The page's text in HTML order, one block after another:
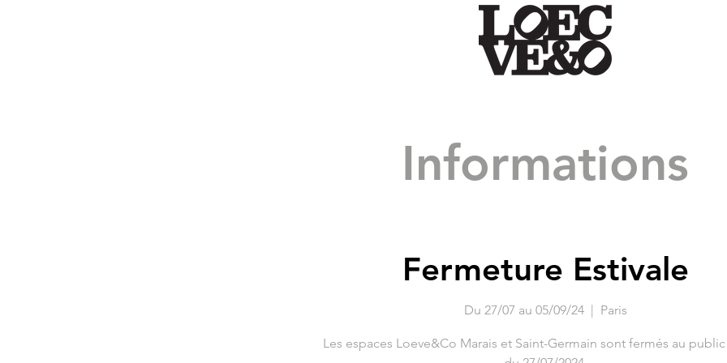
Informations
Fermeture Estivale
Du 27/07 au 05/09/24
  |
Paris
Les espaces Loeve&Co Marais et Saint-Germain sont fermés au